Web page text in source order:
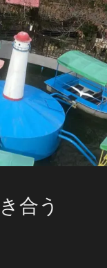
合う